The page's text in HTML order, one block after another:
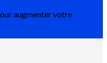
augmenter votre